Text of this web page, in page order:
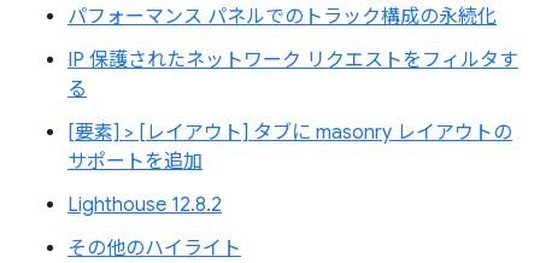
パフォーマンス パネルでのトラック構成の永続化
IP 保護されたネットワーク リクエストをフィルタす
る
[要素] > [レイアウト] タブに masonry レイアウトの
サポートを追加
Lighthouse 12.8.2
その他のハイライト